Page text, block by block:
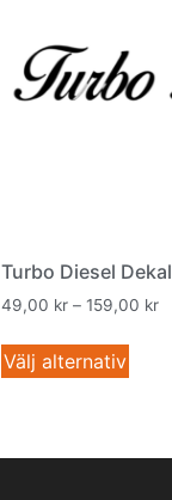
Turbo Diesel Dekal
49,00 kr – 159,00 kr
Välj alternativ